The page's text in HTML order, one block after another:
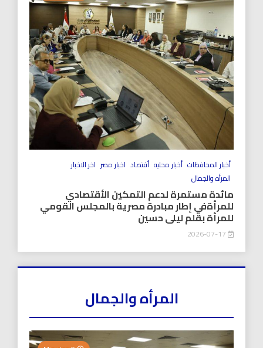
أخبار المحافظات أخبار محليه أقتصاد اخبار مصر اخر الاخبار
المرأه والجمال
مائدة مستمرة لدعم التمكين الأقتصادي
للمرأةفي إطار مبادرة مصرية بالمجلس القومي
للمرأة بقلم ليلى حسين
المرأه والجمال